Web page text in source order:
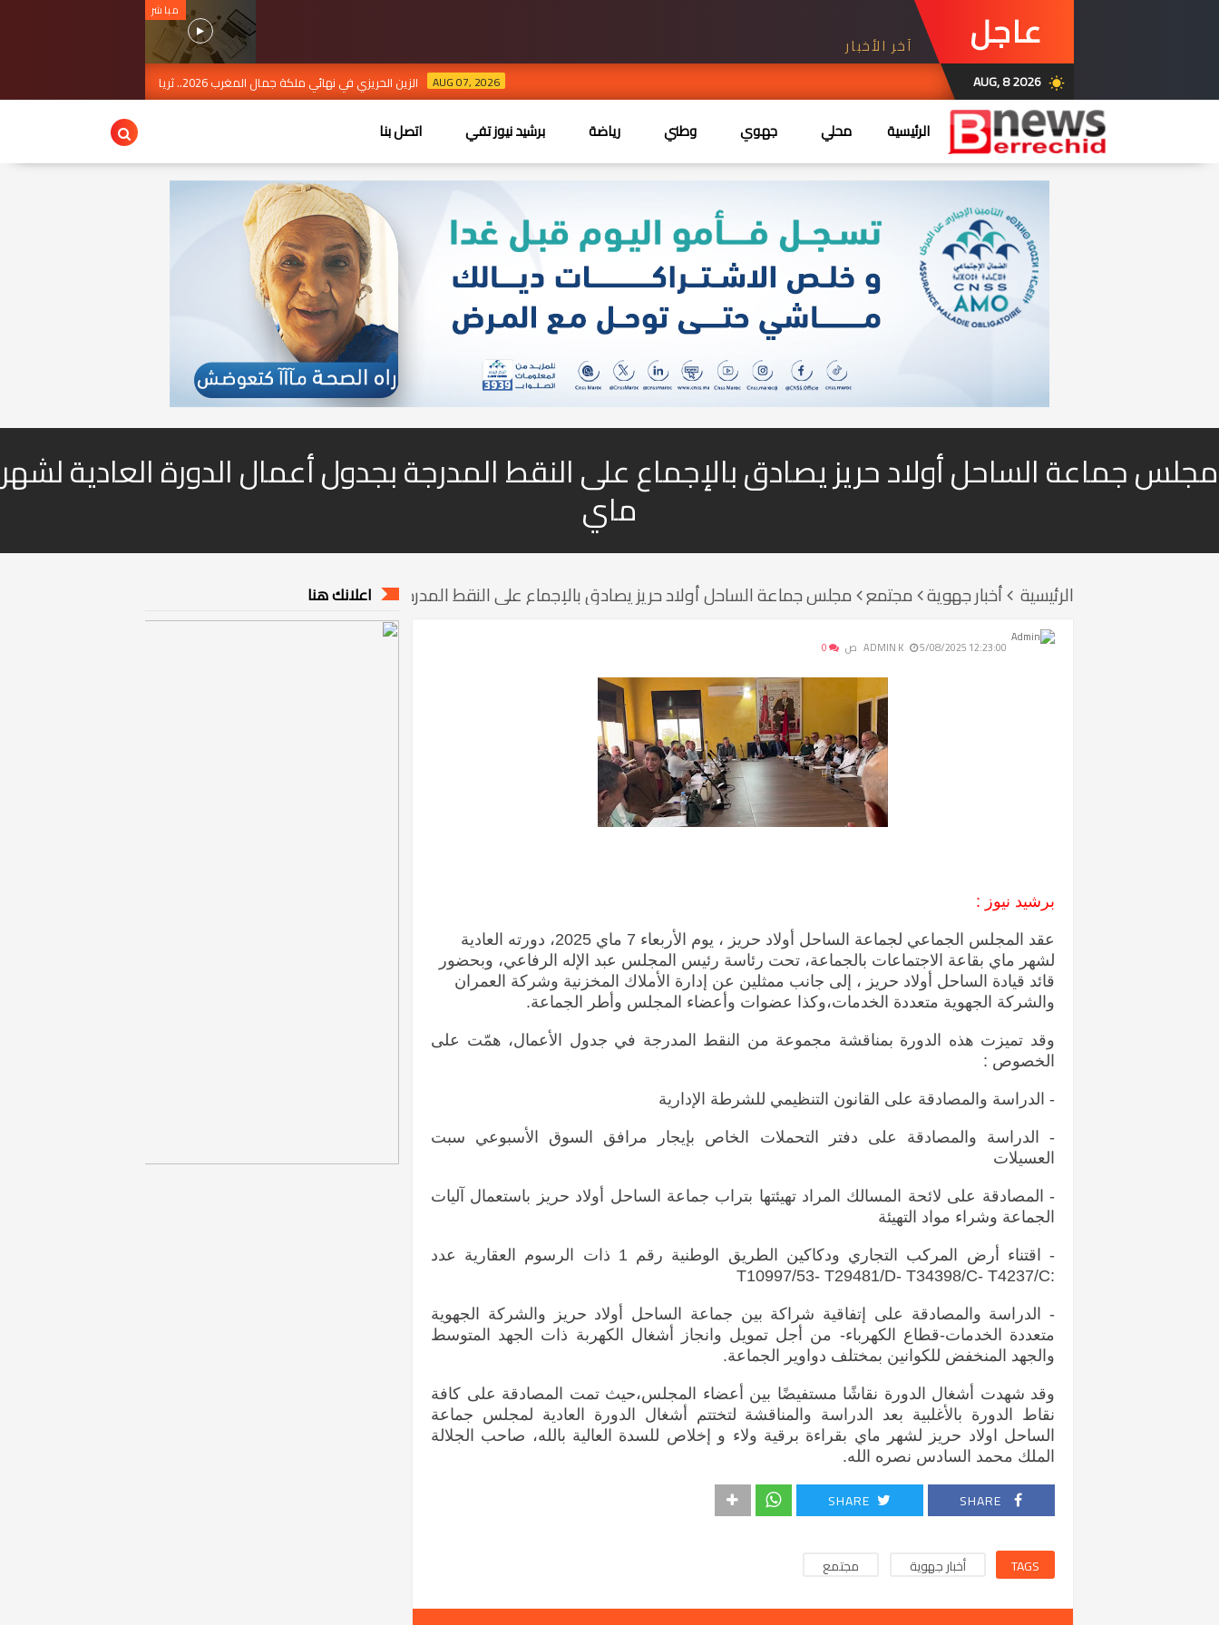
عاجل آخر الأخبار
مباشر
wb_sunny
AUG, 8 2026 الزين الحريزي في نهائي ملكة جمال المغرب 2026.. ثريا الكرامي تمثل برشيد
الرئيسية محلي جهوي وطني رياضة برشيد نيوز تفي اتصل بنا
مجلس جماعة الساحل أولاد حريز يصادق بالإجماع على النقط المدرجة بجدول أعمال الدورة العادية لشهر
ماي
الرئيسية أخبار جهوية مجتمع مجلس جماعة الساحل أولاد حريز يصادق بالإجماع على النقط المدرجة بجدول أعمال الدورة العادية لشهر ماي
ADMIN K 5/08/2025 12:23:00 ص
برشيد نيوز :
عقد المجلس الجماعي لجماعة الساحل أولاد حريز ، يوم الأربعاء 7 ماي 2025، دورته العادية
لشهر ماي بقاعة الاجتماعات بالجماعة، تحت رئاسة رئيس المجلس عبد الإله الرفاعي، وبحضور
قائد قيادة الساحل أولاد حريز ، إلى جانب ممثلين عن إدارة الأملاك المخزنية وشركة العمران
والشركة الجهوية متعددة الخدمات،وكذا عضوات وأعضاء المجلس وأطر الجماعة.
وقد تميزت هذه الدورة بمناقشة مجموعة من النقط المدرجة في جدول الأعمال، همّت على
الخصوص :
- الدراسة والمصادقة على القانون التنظيمي للشرطة الإدارية
- الدراسة والمصادقة على دفتر التحملات الخاص بإيجار مرافق السوق الأسبوعي سبت
العسيلات
- المصادقة على لائحة المسالك المراد تهيئتها بتراب جماعة الساحل أولاد حريز باستعمال آليات
الجماعة وشراء مواد التهيئة
- اقتناء أرض المركب التجاري ودكاكين الطريق الوطنية رقم 1 ذات الرسوم العقارية عدد
:T10997/53- T29481/D- T34398/C- T4237/C
- الدراسة والمصادقة على إتفاقية شراكة بين جماعة الساحل أولاد حريز والشركة الجهوية
متعددة الخدمات-قطاع الكهرباء- من أجل تمويل وانجاز أشغال الكهربة ذات الجهد المتوسط
والجهد المنخفض للكوانين بمختلف دواوير الجماعة.
وقد شهدت أشغال الدورة نقاشًا مستفيضًا بين أعضاء المجلس،حيث تمت المصادقة على كافة
نقاط الدورة بالأغلبية بعد الدراسة والمناقشة لتختتم أشغال الدورة العادية لمجلس جماعة
الساحل اولاد حريز لشهر ماي بقراءة برقية ولاء و إخلاص للسدة العالية بالله، صاحب الجلالة
الملك محمد السادس نصره الله.
SHARE
SHARE
TAGS أخبار جهوية مجتمع
اعلانك هنا